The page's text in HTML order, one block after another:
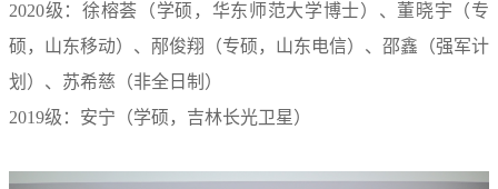
2020级：徐榕荟（学硕， 华东师范大学博士）、董晓宇（专
硕，山东移动）、邴俊翔（专硕，山东电信）、邵鑫（强军计
划）、苏希慈（非全日制）
2019级：安宁（学硕，吉林长光卫星）